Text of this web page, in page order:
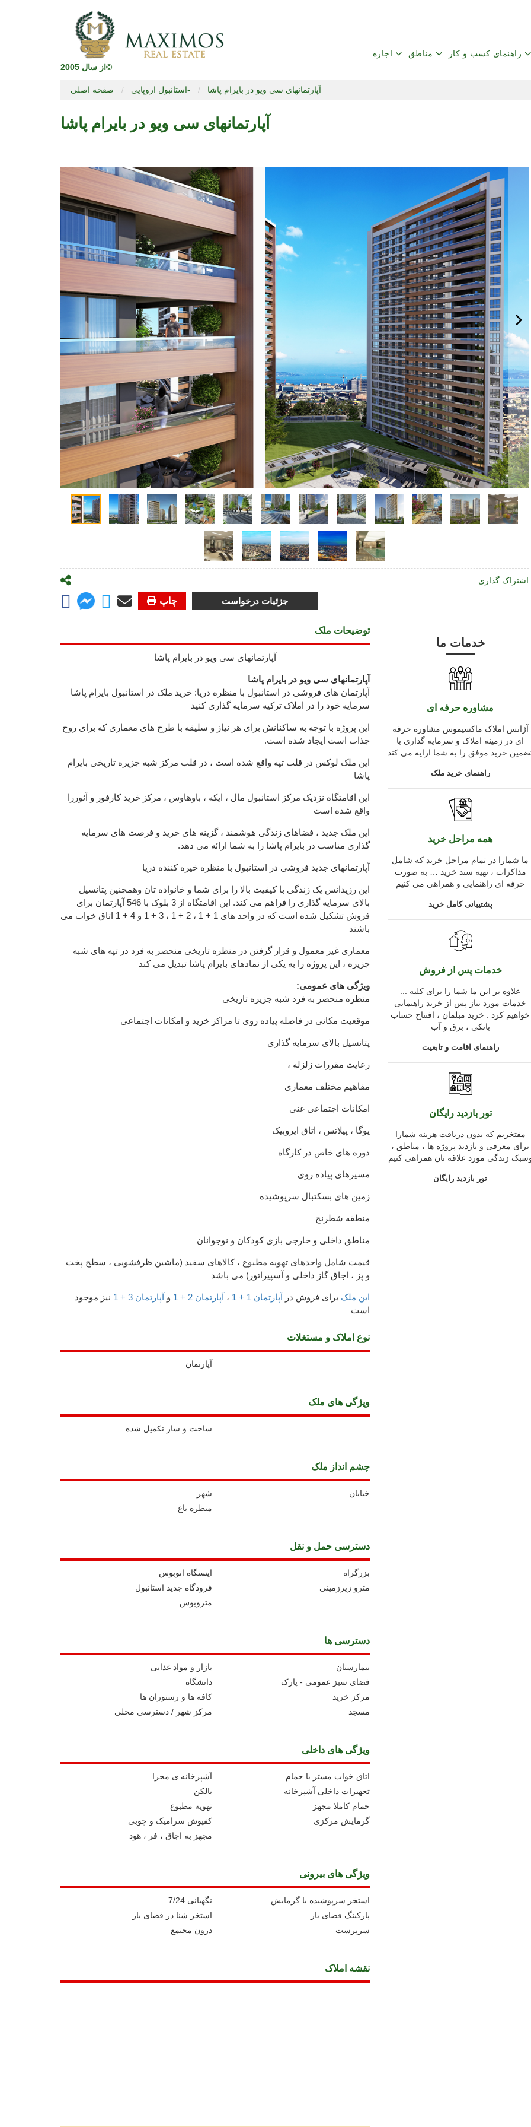
از سال 2005©
اجاره مناطق راهنمای کسب و کار
صفحه اصلی استانبول اروپایی- آپارتمانهای سی ویو در بایرام پاشا
آپارتمانهای سی ویو در بایرام پاشا
اشتراک گذاری
چاپ جزئیات درخواست
توضیحات ملک
آپارتمانهای سی ویو در بایرام پاشا
آپارتمانهای سی ویو در بایرام پاشا
آپارتمان های فروشی در استانبول با منظره دریا: خرید ملک در استانبول بایرام پاشا
سرمایه خود را در املاک ترکیه سرمایه گذاری کنید
این پروژه با توجه به ساکنانش برای هر نیاز و سلیقه با طرح های معماری که برای روح
جذاب است ایجاد شده است.
این ملک لوکس در قلب تپه واقع شده است ، در قلب مرکز شبه جزیره تاریخی بایرام
پاشا
این اقامتگاه نزدیک مرکز استانبول مال ، ایکه ، باوهاوس ، مرکز خرید کارفور و آئوررا
واقع شده است
این ملک جدید ، فضاهای زندگی هوشمند ، گزینه های خرید و فرصت های سرمایه
گذاری مناسب در بایرام پاشا را به شما ارائه می دهد.
آپارتمانهای جدید فروشی در استانبول با منظره خیره کننده دریا
این رزیدانس یک زندگی با کیفیت بالا را برای شما و خانواده تان وهمچنین پتانسیل
بالای سرمایه گذاری را فراهم می کند. این اقامتگاه از 3 بلوک با 546 آپارتمان برای
فروش تشکیل شده است که در واحد های 1 + 1 ، 2 + 1 ، 3 + 1 و 4 + 1 اتاق خواب می
باشند
معماری غیر معمول و قرار گرفتن در منظره تاریخی منحصر به فرد در تپه های شبه
جزیره ، این پروژه را به یکی از نمادهای بایرام پاشا تبدیل می کند
ویژگی های عمومی:
منظره منحصر به فرد شبه جزیره تاریخی
موقعیت مکانی در فاصله پیاده روی تا مراکز خرید و امکانات اجتماعی
پتانسیل بالای سرمایه گذاری
رعایت مقررات زلزله ،
مفاهیم مختلف معماری
امکانات اجتماعی غنی
یوگا ، پیلاتس ، اتاق ایروبیک
دوره های خاص در کارگاه
مسیرهای پیاده روی
زمین های بسکتبال سرپوشیده
منطقه شطرنج
مناطق داخلی و خارجی بازی کودکان و نوجوانان
قیمت شامل واحدهای تهویه مطبوع ، کالاهای سفید (ماشین ظرفشویی ، سطح پخت
و پز ، اجاق گاز داخلی و آسپیراتور) می باشد
این ملک برای فروش در آپارتمان 1 + 1 ، آپارتمان 2 + 1 و آپارتمان 3 + 1
نیز موجود
است
نوع املاک و مستغلات
آپارتمان
ويژگی های ملک
ساخت و ساز تکمیل شده
چشم انداز ملک
شهر
خیابان
منظره باغ
دسترسی حمل و نقل
ايستگاه اتوبوس
بزرگراه
فرودگاه جدید استانبول
مترو زیرزمینی
متروبوس
دسترسی ها
بازار و مواد غذایی
بیمارستان
دانشگاه
فضای سبز عمومی - پارک
کافه ها و رستوران ها
مرکز خرید
مرکز شهر / دسترسی محلی
مسجد
ویژگی های داخلی
آشپزخانه ی مجزا
اتاق خواب مستر با حمام
بالکن
تجهیزات داخلی آشپزخانه
تهویه مطبوع
حمام کاملا مجهز
کفپوش سرامیک و چوبی
گرمایش مرکزی
مجهز به اجاق ، فر ، هود
ویژگی های بیرونی
نگهبانی 7/24
استخر سرپوشیده با گرمایش
استخر شنا در فضای باز
پارکینگ فضای باز
درون مجتمع
سرپرست
نقشه املاک
خدمات ما
مشاوره حرفه ای
آژانس املاک ماکسیموس مشاوره حرفه
ای در زمینه املاک و سرمایه گذاری با
خرید موفق را به شما ارایه می کند
راهنمای خرید ملک
همه مراحل خرید
ما شمارا در تمام مراحل خرید که شامل
مذاکرات ، تهیه سند خرید … به صورت
حرفه ای راهنمایی و همراهی می کنیم
پشتیبانی کامل خرید
خدمات پس از فروش
خدمات مورد نیاز پس از خرید راهنمایی
خواهیم کرد : خرید مبلمان ، افتتاح حساب
بانکی ، برق و آب
راهنمای اقامت و تابعیت
تور بازدید رایگان
مفتخریم که بدون دریافت هزینه شمارا
برای معرفی و بازدید پروژه ها ، مناطق ،
زندگی مورد علاقه تان همراهی کنیم
تور بازدید رایگان